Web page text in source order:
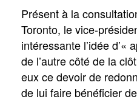
Présent à la
Toronto, le vice-
intéressante l’idée d’«
de l’autre côté de la
eux ce devoir de
de lui faire bénéficier